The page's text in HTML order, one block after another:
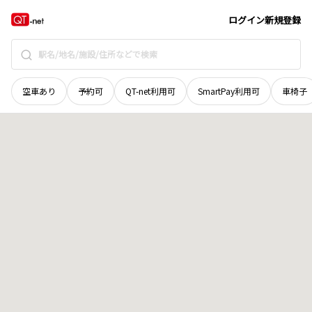
ログイン新規登録
空車あり 予約可 QT-net利用可 SmartPay利用可 車椅子
北海道